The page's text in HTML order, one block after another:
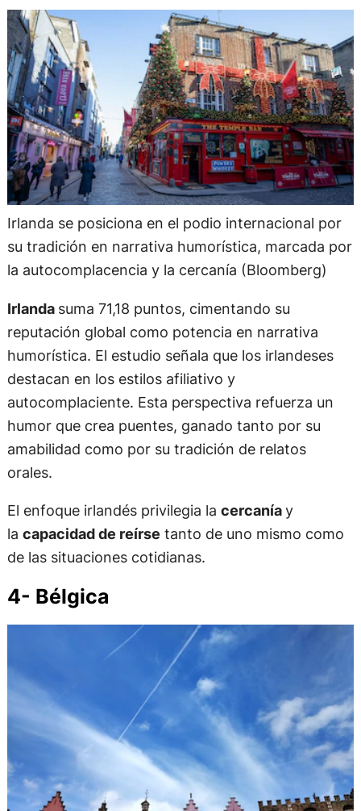
Irlanda se posiciona en el podio internacional por
su tradición en narrativa humorística, marcada por
la autocomplacencia y la cercanía (Bloomberg)
Irlanda suma 71,18 puntos, cimentando su
reputación global como potencia en narrativa
humorística. El estudio señala que los irlandeses
destacan en los estilos afiliativo y
autocomplaciente. Esta perspectiva refuerza un
humor que crea puentes, ganado tanto por su
amabilidad como por su tradición de relatos
orales.
El enfoque irlandés privilegia la cercaníay
la capacidad de reírse tanto de uno mismo como
de las situaciones cotidianas.
4- Bélgica